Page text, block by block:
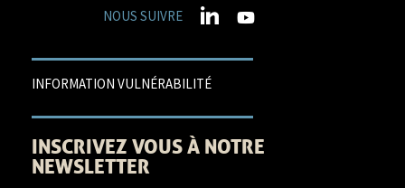
NOUS SUIVRE
INFORMATION VULNÉRABILITÉ
INSCRIVEZ VOUS À NOTRE
NEWSLETTER